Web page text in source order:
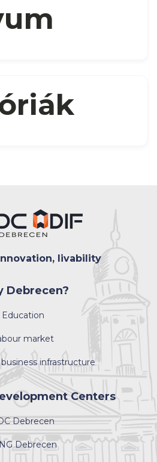
livability
Debrecen?
Education
market
infrastructure
Centers
Debrecen
Debrecen